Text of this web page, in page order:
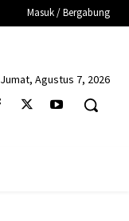
Masuk / Bergabung
Jumat, Agustus 7, 2026